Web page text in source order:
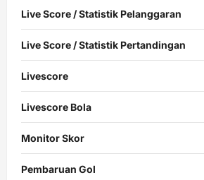
Live Score / Statistik Pelanggaran
Live Score / Statistik Pertandingan
Livescore
Livescore Bola
Monitor Skor
Pembaruan Gol